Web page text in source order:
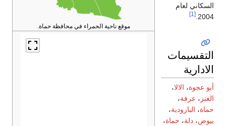
موقع ناحية الحمراء في محافظة حماة.
السكاني لعام
2004.
[1]
التقسيمات
الادارية
أبو عجوة، الالا،
الغنز ، عرفة،
حماة، البارودية،
بيوض، دلة، حماة،